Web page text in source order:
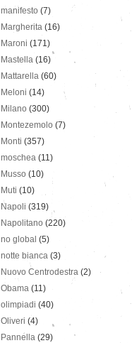
manifesto (7)
Margherita (16)
Maroni (171)
Mastella (16)
Mattarella (60)
Meloni (14)
Milano (300)
Montezemolo (7)
Monti (357)
moschea (11)
Musso (10)
Muti (10)
Napoli (319)
Napolitano (220)
no global (5)
notte bianca (3)
Nuovo Centrodestra (2)
Obama (11)
olimpiadi (40)
Oliveri (4)
Pannella (29)